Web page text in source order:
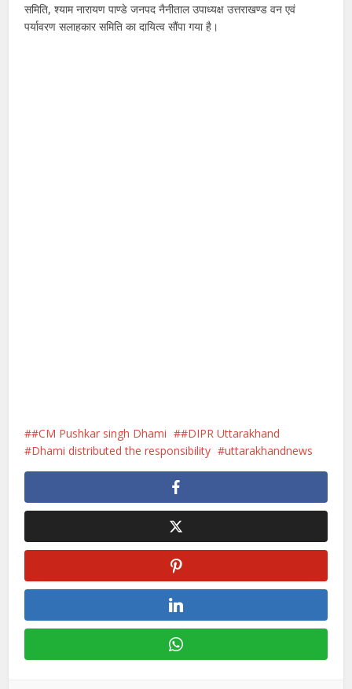
समिति, श्याम नारायण पाण्डे जनपद नैनीताल उपाध्यक्ष उत्तराखण्ड वन एवं
पर्यावरण सलाहकार समिति का दायित्व सौंपा गया है।
#CM Pushkar singh Dhami
#DIPR Uttarakhand
Dhami distributed the responsibility
uttarakhandnews